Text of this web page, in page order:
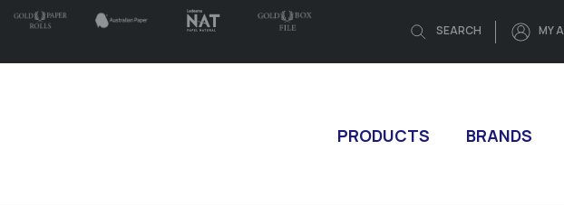
SEARCH MY
PRODUCTS BRANDS